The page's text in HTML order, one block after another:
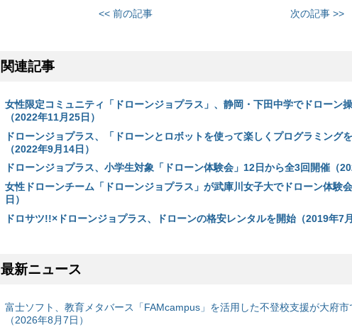
<< 前の記事 次の記事 >>
関連記事
女性限定コミュニティ「ドローンジョプラス」、静岡・下田中学でドローン
（2022年11月25日）
ドローンジョプラス、「ドローンとロボットを使って楽しくプログラミング
（2022年9月14日）
ドローンジョプラス、小学生対象「ドローン体験会」12日から全3回開催（
女性ドローンチーム「ドローンジョプラス」が武庫川女子大でドローン体験
日）
ドロサツ!!×ドローンジョプラス、ドローンの格安レンタルを開始（2019年7月
最新ニュース
富⼠ソフト、教育メタバース「FAMcampus」を活用した不登校支援が大府
（2026年8月7日）